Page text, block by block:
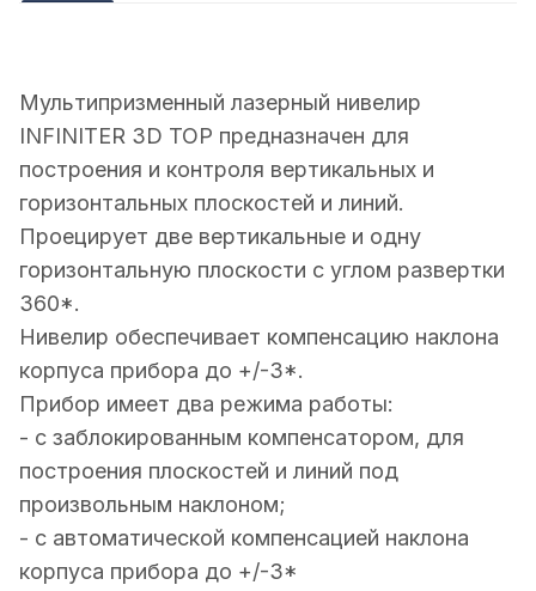
Мультипризменный лазерный нивелир
INFINITER 3D TOP предназначен для
построения и контроля вертикальных и
горизонтальных плоскостей и линий.
Проецирует две вертикальные и одну
горизонтальную плоскости с углом развертки
360*.
Нивелир обеспечивает компенсацию наклона
корпуса прибора до +/-3*.
Прибор имеет два режима работы:
- с заблокированным компенсатором, для
построения плоскостей и линий под
произвольным наклоном;
- с автоматической компенсацией наклона
корпуса прибора до +/-3*